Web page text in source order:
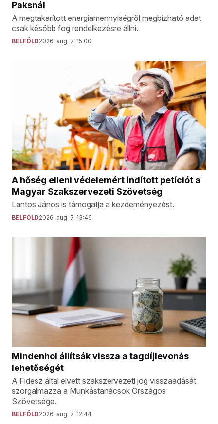
Paksnál
A megtakarított energiamennyiségről megbízható adat
csak később fog rendelkezésre állni.
BELFÖLD2026. aug. 7. 15:00
A hőség elleni védelemért indított petíciót a
Magyar Szakszervezeti Szövetség
Lantos János is támogatja a kezdeményezést.
BELFÖLD2026. aug. 7. 13:46
Mindenhol állítsák vissza a tagdíjlevonás
lehetőségét
A Fidesz által elvett szakszervezeti jog visszaadását
szorgalmazza a Munkástanácsok Országos
Szövetsége.
BELFÖLD2026. aug. 7. 12:44